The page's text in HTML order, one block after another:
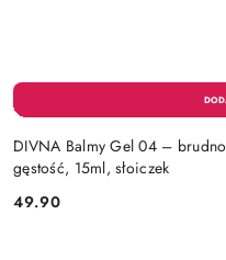
DIVNA Balmy Gel 04 –
gęstość, 15ml, słoiczek
Cena:
49.90